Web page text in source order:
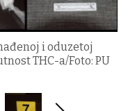
i oduzetoj
THC-a/Foto: PU